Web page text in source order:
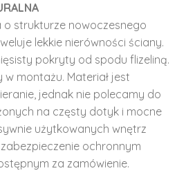
strukturze nowoczesnego
lekkie nierówności ściany.
pokryty od spodu flizeliną.
montażu. Materiał jest
jednak nie polecamy do
na częsty dotyk i mocne
użytkowanych wnętrz
ochronnym
za zamówienie.